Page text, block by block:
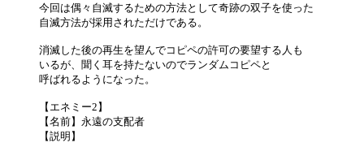
今回は偶々自滅するための方法として奇跡の双子を使った
自滅方法が採用されただけである。
消滅した後の再生を望んでコピペの許可の要望する人も
いるが、聞く耳を持たないのでランダムコピペと
呼ばれるようになった。
【エネミー2】
【名前】永遠の支配者
【説明】